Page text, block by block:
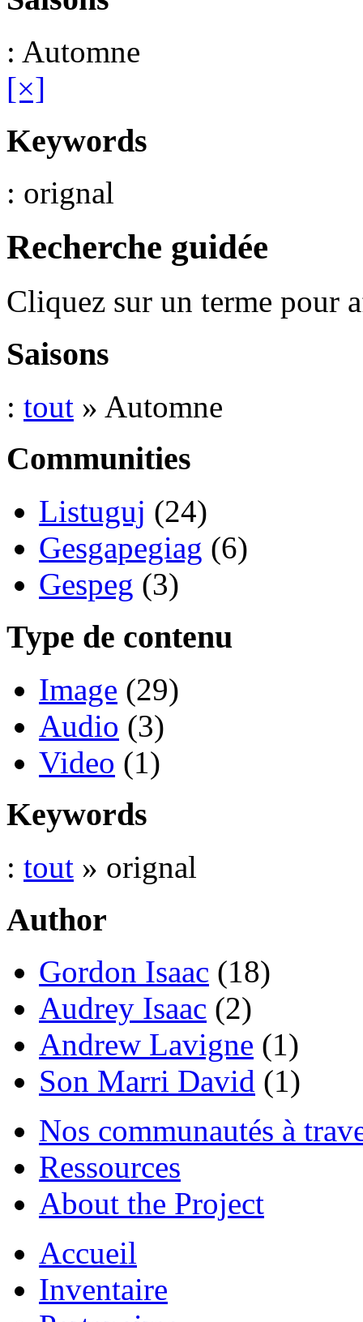
: Automne
[×]
Keywords
: orignal
Recherche guidée
Cliquez sur un terme pour
Saisons
: tout » Automne
Communities
Listuguj (24)
Gesgapegiag (6)
Gespeg (3)
Type de contenu
Image (29)
Audio (3)
Video (1)
Keywords
: tout » orignal
Author
Gordon Isaac (18)
Audrey Isaac (2)
Andrew Lavigne (1)
Son Marri David (1)
Nos communautés à
Ressources
About the Project
Accueil
Inventaire